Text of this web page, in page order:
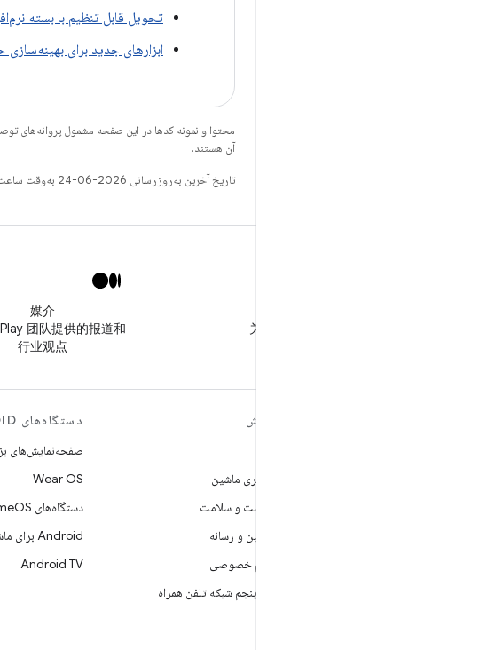
تحویل قابل تنظیم با بسته
ابزارهای جدید برای
محتوا و نمونه کدها در این صفحه مشمول پروانه‌های
آن هستند.
تاریخ آخرین به‌روزرسانی 2026-06-24 به‌وقت ساعت هماهنگ جهانی.
关注 @GooglePlayBiz，获取
媒介
团队提供的报道和
行业观点
کاوش
یادگیری ماشین
بهداشت و سلامت
دوربین و رسانه
حریم خصوصی
نسل پنجم شبکه تلفن همراه
دستگاه‌های ANDROID
صفحه‌نمایش‌های
Wear OS
دستگاه‌های ChromeOS
Android برای ماشین‌ها
Android TV